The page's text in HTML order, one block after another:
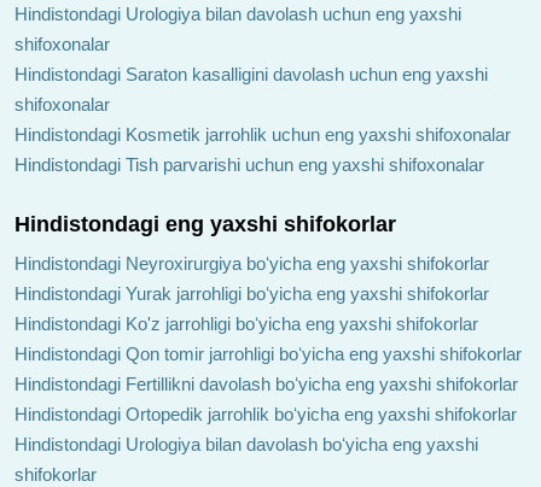
Hindistondagi Urologiya bilan davolash uchun eng yaxshi
shifoxonalar
Hindistondagi Saraton kasalligini davolash uchun eng yaxshi
shifoxonalar
Hindistondagi Kosmetik jarrohlik uchun eng yaxshi shifoxonalar
Hindistondagi Tish parvarishi uchun eng yaxshi shifoxonalar
Hindistondagi eng yaxshi shifokorlar
Hindistondagi Neyroxirurgiya boʻyicha eng yaxshi shifokorlar
Hindistondagi Yurak jarrohligi boʻyicha eng yaxshi shifokorlar
Hindistondagi Ko'z jarrohligi boʻyicha eng yaxshi shifokorlar
Hindistondagi Qon tomir jarrohligi boʻyicha eng yaxshi shifokorlar
Hindistondagi Fertillikni davolash boʻyicha eng yaxshi shifokorlar
Hindistondagi Ortopedik jarrohlik boʻyicha eng yaxshi shifokorlar
Hindistondagi Urologiya bilan davolash boʻyicha eng yaxshi
shifokorlar